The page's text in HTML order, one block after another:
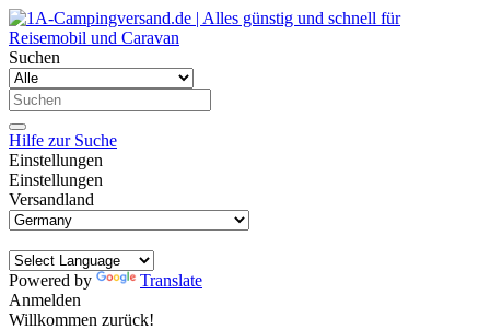
Suchen
Hilfe zur Suche
Einstellungen
Einstellungen
Versandland
Powered by
Translate
Anmelden
Willkommen zurück!